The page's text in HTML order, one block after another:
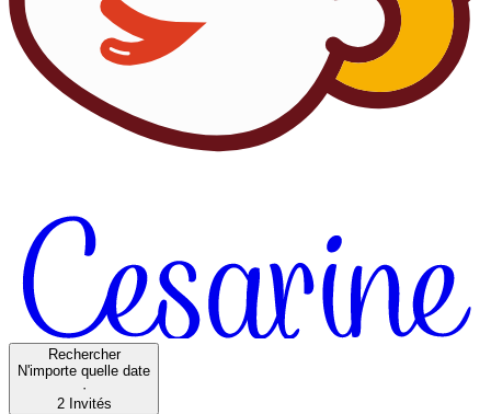
Rechercher
N'importe quelle date
·
2 Invités